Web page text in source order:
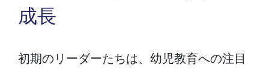
成長
初期のリーダーたちは、幼児教育への注目